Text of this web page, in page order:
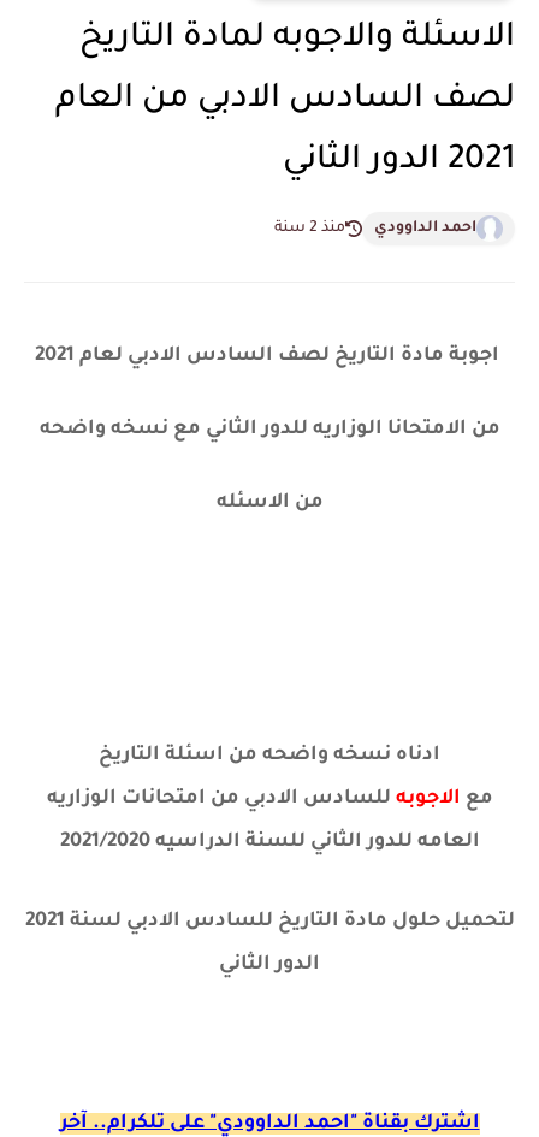
الاسئلة والاجوبه لمادة التاريخ
لصف السادس الادبي من العام
2021 الدور الثاني
احمد الداوودي منذ 2 سنة
اجوبة مادة التاريخ لصف السادس الادبي لعام 2021
من الامتحانا الوزاريه للدور الثاني مع نسخه واضحه
من الاسئله
ادناه نسخه واضحه من اسئلة التاريخ
مع الاجوبه للسادس الادبي من امتحانات الوزاريه
العامه للدور الثاني للسنة الدراسيه 2021/2020
لتحميل حلول مادة التاريخ للسادس الادبي لسنة 2021
الدور الثاني
اشترك بقناة "احمد الداوودي" على تلكرام.. آخر